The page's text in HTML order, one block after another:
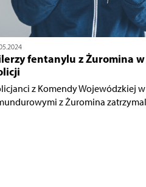
fentanylu z Żuromina
z Komendy Wojewódzkiej
z Żuromina